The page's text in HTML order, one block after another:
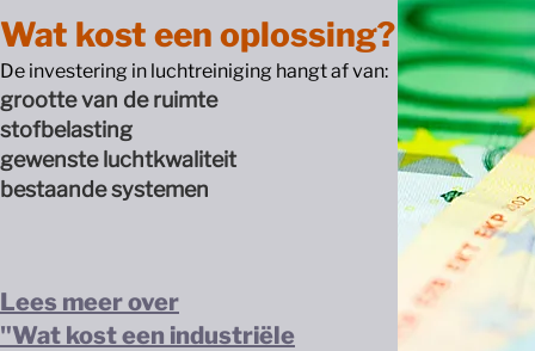
Lees meer over "Kosten van slechte
Wat kost een oplossing?
De investering in luchtreiniging hangt af van:
grootte van de ruimte
stofbelasting
gewenste luchtkwaliteit
bestaande systemen​
Lees meer over
"Wat kost een industriële